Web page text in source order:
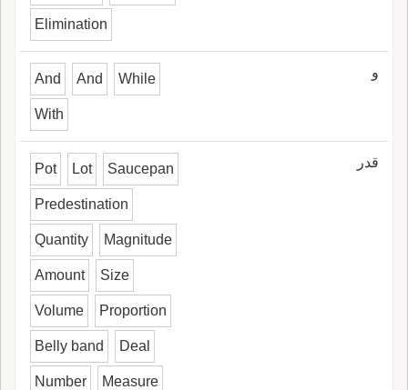
Elimination
و And And While
With
قدر Pot Lot Saucepan
Predestination
Quantity Magnitude
Amount Size
Volume Proportion
Belly band Deal
Number Measure